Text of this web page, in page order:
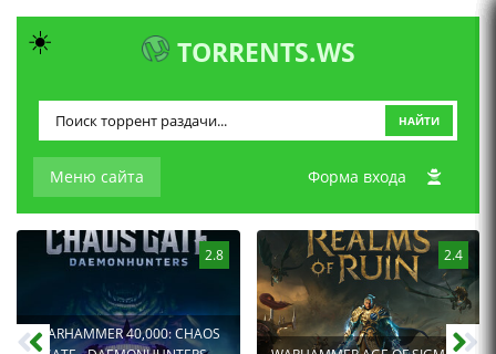
TORRENTS.WS
Меню сайта
НАЙТИ
Форма входа
2.8
WARHAMMER 40,000: CHAOS
2.4
☀️